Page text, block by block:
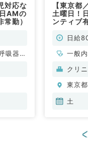
対応な
AMの
勤）
吸器内
【東京都
土曜日！
ンティブ
日給
一般
クリ
東京
土
<